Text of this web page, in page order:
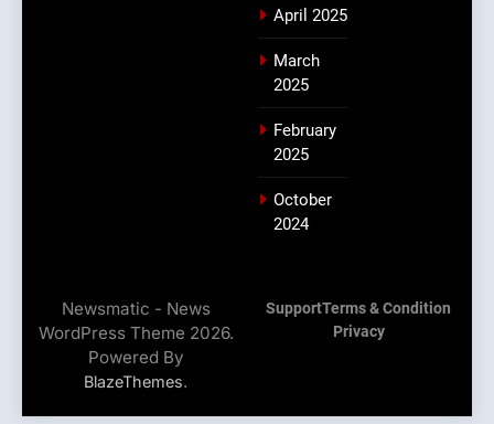
April 2025
March
2025
February
2025
October
2024
Newsmatic - News
WordPress Theme 2026.
Powered By
BlazeThemes.
SupportTerms & Condition
Privacy